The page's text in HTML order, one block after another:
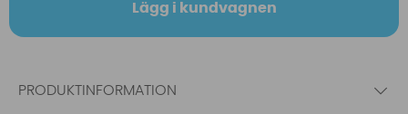
Lägg i kundvagnen
PRODUKTINFORMATION